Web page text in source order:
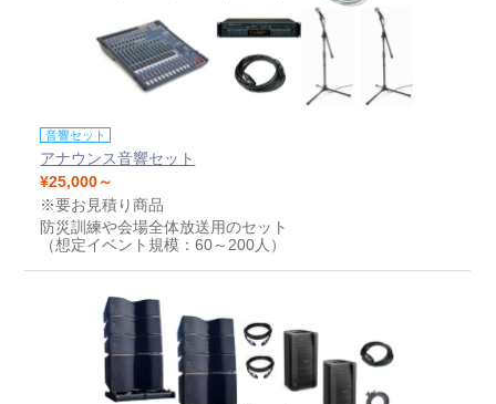
音響セット
アナウンス音響セット
¥25,000～
※要お見積り商品
防災訓練や会場全体放送用のセット
（想定イベント規模：60～200人）